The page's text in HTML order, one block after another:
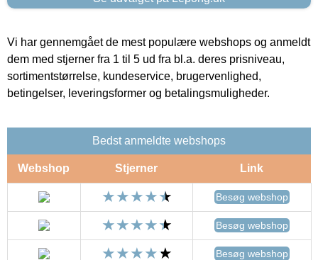
Vi har gennemgået de mest populære webshops og anmeldt
dem med stjerner fra 1 til 5 ud fra bl.a. deres prisniveau,
sortimentstørrelse, kundeservice, brugervenlighed,
betingelser, leveringsformer og betalingsmuligheder.
Bedst anmeldte webshops
Webshop Stjerner Link
Besøg webshop
Besøg webshop
Besøg webshop